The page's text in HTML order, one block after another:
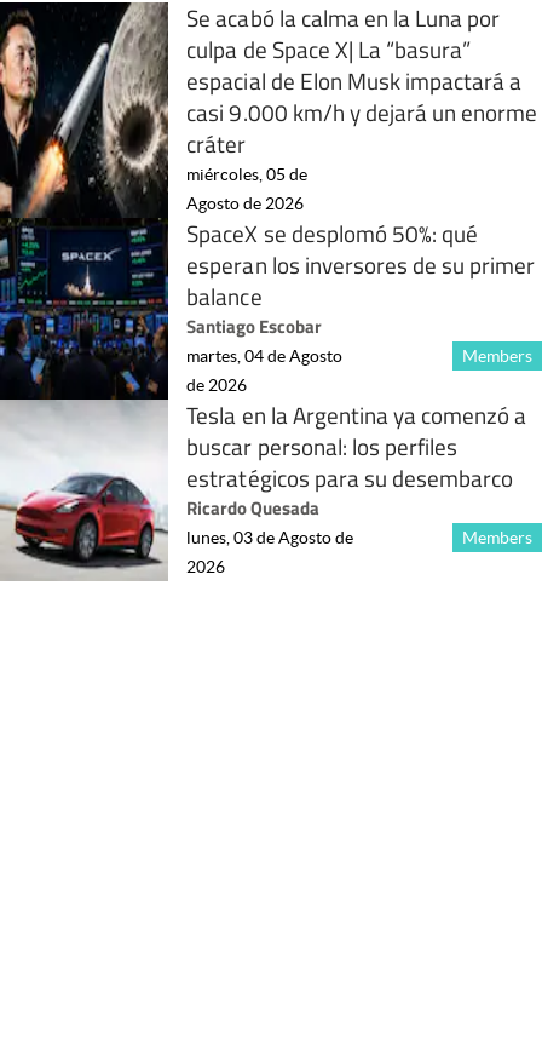
Se acabó la calma en la Luna por
culpa de Space X| La “basura”
espacial de Elon Musk impactará a
casi 9.000 km/h y dejará un enorme
cráter
miércoles, 05 de
Agosto de 2026
SpaceX se desplomó 50%: qué
esperan los inversores de su primer
balance
Santiago Escobar
Members
martes, 04 de Agosto
de 2026
Tesla en la Argentina ya comenzó a
buscar personal: los perfiles
estratégicos para su desembarco
Ricardo Quesada
Members
lunes, 03 de Agosto de
2026